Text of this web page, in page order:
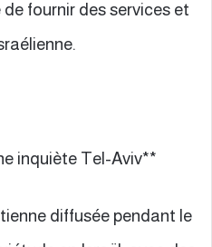
fournir des services et
inquiète Tel-Aviv**
diffusée pendant le